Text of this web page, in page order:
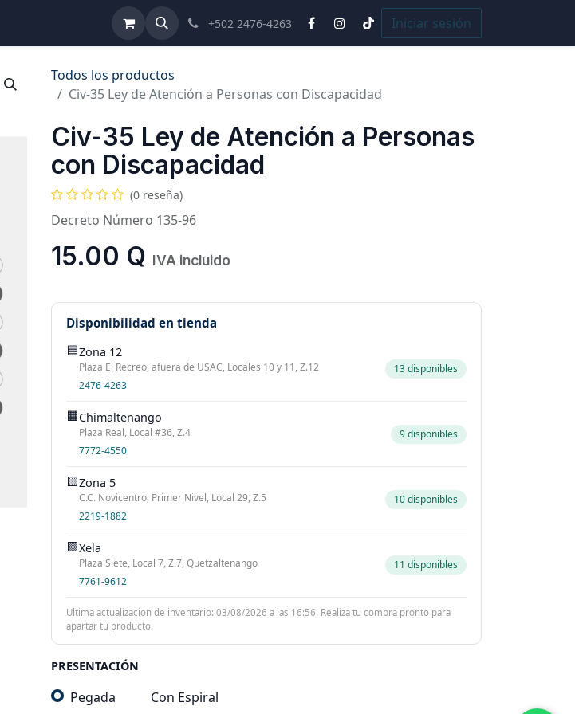
Términos y Condiciones Ayuda Cursos
+502 2476-4263 Iniciar sesión
Todos los productos
Civ-35 Ley de Atención a Personas con Discapacidad
Civ-35 Ley de Atención a Personas
con Discapacidad
(0 reseña)
Decreto Número 135-96
15.00 Q IVA incluido
Disponibilidad en tienda
🟦Zona 12
Plaza El Recreo, afuera de USAC, Locales 10 y 11, Z.12
2476-4263
13 disponibles
🟧Chimaltenango
Plaza Real, Local #36, Z.4
7772-4550
9 disponibles
🟨Zona 5
C.C. Novicentro, Primer Nivel, Local 29, Z.5
2219-1882
10 disponibles
🟩Xela
Plaza Siete, Local 7, Z.7, Quetzaltenango
7761-9612
11 disponibles
Ultima actualizacion de inventario: 03/08/2026 a las 16:56. Realiza tu compra pronto para
apartar tu producto.
PRESENTACIÓN
Pegada Con Espiral